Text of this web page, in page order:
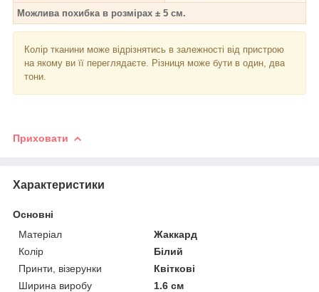
Можлива похибка в розмірах ± 5 см.
Колір тканини може відрізнятись в залежності від пристрою
на якому ви її переглядаєте. Різниця може бути в один, два
тони.
Приховати
Характеристики
Основні
Матеріал
Жаккард
Колір
Білий
Принти, візерунки
Квіткові
Ширина виробу
1.6 см